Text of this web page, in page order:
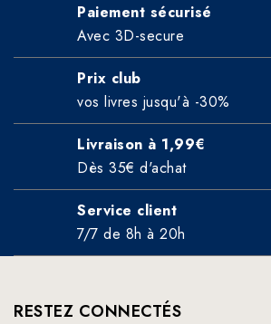
Paiement sécurisé
Avec 3D-secure
Prix club
vos livres jusqu'à -30%
Livraison à 1,99€
Dès 35€ d'achat
Service client
7/7 de 8h à 20h
RESTEZ CONNECTÉS